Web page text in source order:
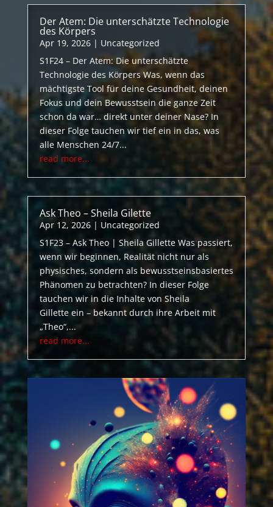
Der Atem: Die unterschätzte Technologie
des Körpers
Apr 19, 2026| Uncategorized
S1F24 – Der Atem: Die unterschätzte
Technologie des Körpers Was, wenn das
mächtigste Tool für deine Gesundheit, deinen
Fokus und dein Bewusstsein die ganze Zeit
schon da war… direkt unter deiner Nase? In
dieser Folge tauchen wir tief ein in das, was
alle Menschen 24/7...
read more...
Ask Theo – Sheila Gilette
Apr 12, 2026| Uncategorized
S1F23 – Ask Theo | Sheila Gillette Was passiert,
wenn wir beginnen, Realität nicht nur als
physisches, sondern als bewusstseinsbasiertes
Phänomen zu betrachten? In dieser Folge
tauchen wir in die Inhalte von Sheila
Gillette ein – bekannt durch ihre Arbeit mit
„Theo“,...
read more...